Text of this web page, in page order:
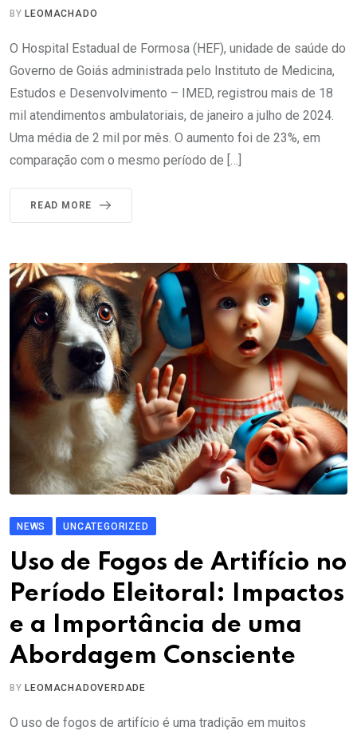
BY LEOMACHADO
O Hospital Estadual de Formosa (HEF), unidade de saúde do
Governo de Goiás administrada pelo Instituto de Medicina,
Estudos e Desenvolvimento – IMED, registrou mais de 18
mil atendimentos ambulatoriais, de janeiro a julho de 2024.
Uma média de 2 mil por mês. O aumento foi de 23%, em
comparação com o mesmo período de […]
READ MORE
NEWS UNCATEGORIZED
Uso de Fogos de Artifício no
Período Eleitoral: Impactos
e a Importância de uma
Abordagem Consciente
BYLEOMACHADOVERDADE
O uso de fogos de artifício é uma tradição em muitos